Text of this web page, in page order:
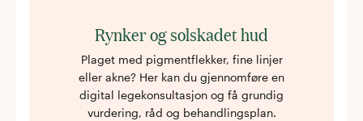
Rynker og solskadet hud
Plaget med pigmentflekker, fine linjer
eller akne? Her kan du gjennomføre en
digital legekonsultasjon og få grundig
vurdering, råd og behandlingsplan.